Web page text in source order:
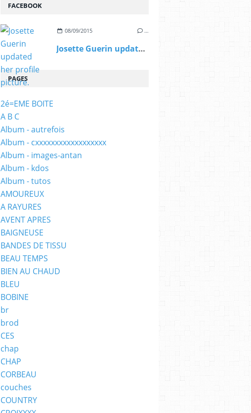
FACEBOOK
08/09/2015 …
Josette Guerin updated her profile picture.
PAGES
2é=EME BOITE
A B C
Album - autrefois
Album - cxxxxxxxxxxxxxxxxxx
Album - images-antan
Album - kdos
Album - tutos
AMOUREUX
A RAYURES
AVENT APRES
BAIGNEUSE
BANDES DE TISSU
BEAU TEMPS
BIEN AU CHAUD
BLEU
BOBINE
br
brod
CES
chap
CHAP
CORBEAU
couches
COUNTRY